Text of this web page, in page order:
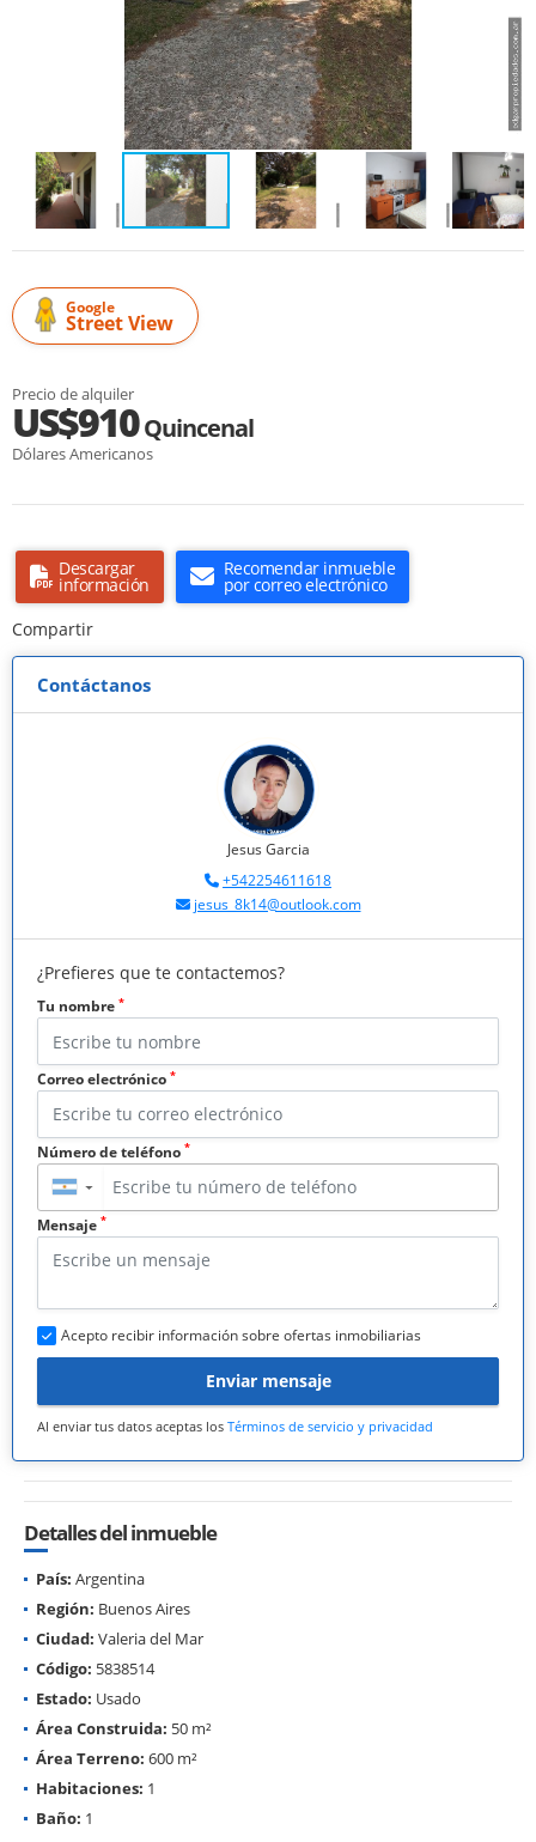
Google
Street View
Precio de alquiler
US$910Quincenal
Dólares Americanos
Descargar
información
Recomendar inmueble
por correo electrónico
Compartir
Contáctanos
Jesus Garcia
+542254611618
jesus_8k14@outlook.com
¿Prefieres que te contactemos?
Tu nombre *
Correo electrónico *
Número de teléfono *
▼
Mensaje *
Acepto recibir información sobre ofertas inmobiliarias
Enviar mensaje
Al enviar tus datos aceptas los Términos de servicio y privacidad
Detalles del inmueble
País: Argentina
Región: Buenos Aires
Ciudad: Valeria del Mar
Código: 5838514
Estado: Usado
Área Construida: 50 m²
Área Terreno: 600 m²
Habitaciones: 1
Baño: 1